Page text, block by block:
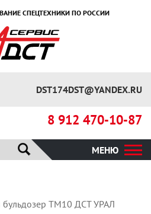
СПЕЦТЕХНИКИ ПО РОССИИ
DST174DST@YANDEX.RU
8 912 470-10-87
МЕНЮ
бульдозер ТМ10 ДСТ УРАЛ